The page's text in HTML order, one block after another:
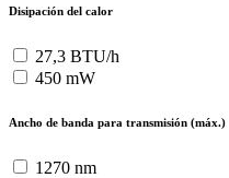
Disipación del calor
27,3 BTU/h
450 mW
Ancho de banda para transmisión (máx.)
1270 nm